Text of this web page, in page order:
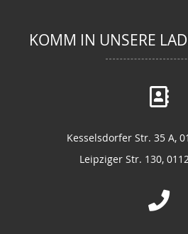
KOMM IN UNSERE
Kesselsdorfer Str. 35 A,
Leipziger Str. 130,